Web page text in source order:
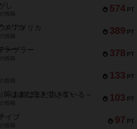
574 PT
し
投稿
389 PT
スアメリカ
投稿
378 PT
ーブラー
投稿
133 PT
投稿
103 PT
お前はまだ生きている～
投稿
97 PT
イブ
投稿